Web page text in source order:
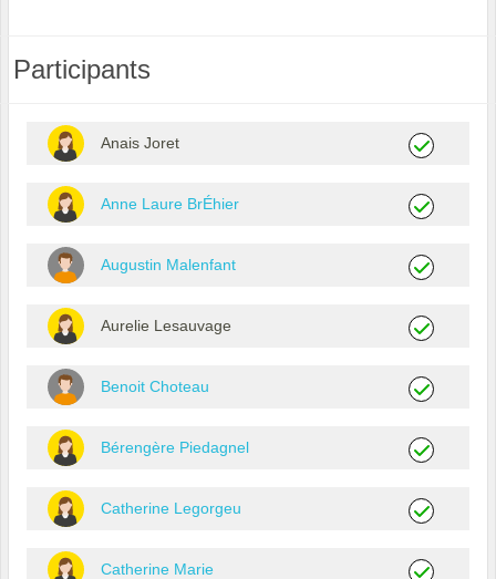
Participants
Anais Joret
Anne Laure BrÉhier
Augustin Malenfant
Aurelie Lesauvage
Benoit Choteau
Bérengère Piedagnel
Catherine Legorgeu
Catherine Marie